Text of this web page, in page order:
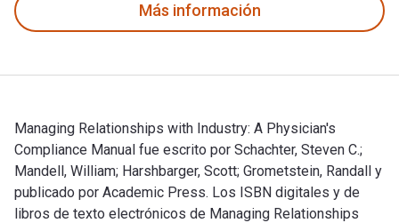
Más información
Managing Relationships with Industry: A Physician's
Compliance Manual fue escrito por Schachter, Steven C.;
Mandell, William; Harshbarger, Scott; Grometstein, Randall y
publicado por Academic Press. Los ISBN digitales y de
libros de texto electrónicos de Managing Relationships